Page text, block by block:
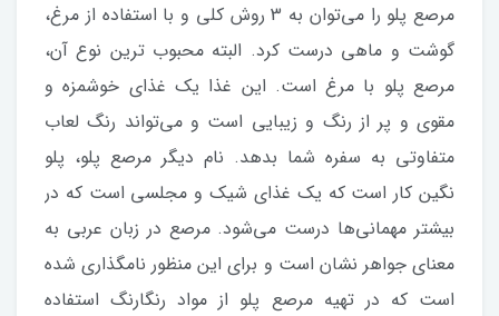
مرصع پلو را می‌توان به 3 روش کلی و با استفاده از مرغ،
گوشت و ماهی درست کرد. البته محبوب ترین نوع آن،
مرصع پلو با مرغ است. این غذا یک غذای خوشمزه و
مقوی و پر از رنگ و زیبایی است و می‌تواند رنگ لعاب
متفاوتی به سفره شما بدهد. نام دیگر مرصع پلو، پلو
نگین کار است که یک غذای شیک و مجلسی است که در
بیشتر مهمانی‌ها درست می‌شود. مرصع در زبان عربی به
معنای جواهر نشان است و برای این منظور نامگذاری شده
است که در تهیه مرصع پلو از مواد رنگارنگ استفاده